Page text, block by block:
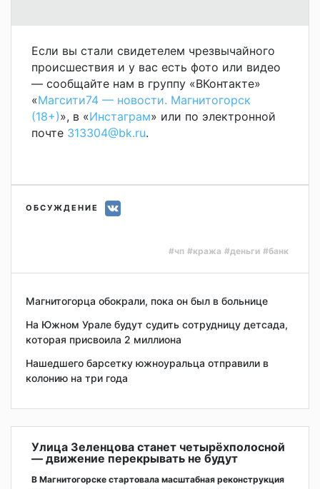
Если вы стали свидетелем чрезвычайного
происшествия и у вас есть фото или видео
— сообщайте нам в группу «ВКонтакте»
«Магсити74 — новости. Магнитогорск
(18+)», в «Инстаграм» или по электронной
почте 313304@bk.ru.
ОБСУЖДЕНИЕ
#чп #кража #деньги #банк
Магнитогорца обокрали, пока он был в больнице
На Южном Урале будут судить сотрудницу детсада,
которая присвоила 2 миллиона
Нашедшего барсетку южноуральца отправили в
колонию на три года
Улица Зеленцова станет четырёхполосной
— движение перекрывать не будут
В Магнитогорске стартовала масштабная реконструкция